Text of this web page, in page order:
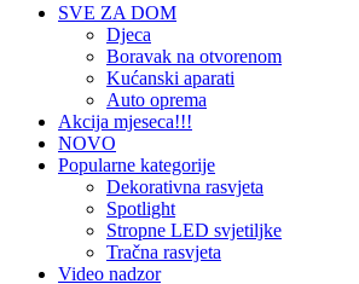
SVE ZA DOM
Djeca
Boravak na otvorenom
Kućanski aparati
Auto oprema
Akcija mjeseca!!!
NOVO
Popularne kategorije
Dekorativna rasvjeta
Spotlight
Stropne LED svjetiljke
Tračna rasvjeta
Video nadzor